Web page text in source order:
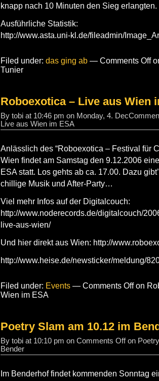
knapp nach 10 Minuten den Sieg erlangten.
Ausführliche Statistik:
http://www.asta.uni-kl.de/fileadmin/
Filed under: das ging ab — Comments Off
Tunier
Roboexotica – Live aus Wien
By tobi at 10:46 pm on Monday, 4. Dec
Live aus Wien im ESA
Anlässlich des “Roboexotica – Festival für
Wien findet am Samstag den 9.12.2006
ESA statt. Los gehts ab ca. 17.00. Dazu
chillige Musik und After-Party…
Viel mehr Infos auf der Digitalcouch:
http://www.noderecords.de/digitalcouch/
live-aus-wien/
Und hier direkt aus Wien: http://
http://www.heise.de/newsticker/meldung/
Filed under: Events — Comments Offon
Wien im ESA
Poetry Slam am 10.12 im
By tobi at 10:10 pm on Comments Offon
Bender
Im Benderhof findet kommenden Sonntag